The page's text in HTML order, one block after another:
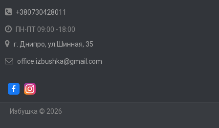
+380730428011
ПН-ПТ 09:00 -18:00
г. Днипро, ул.Шинная, 35
office.izbushka@gmail.com
Избушка © 2026